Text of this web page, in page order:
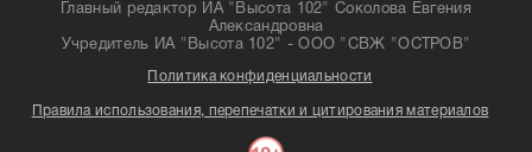
Главный редактор ИА "Высота 102" Соколова Евгения
Александровна
Учредитель ИА "Высота 102" - ООО "СВЖ "ОСТРОВ"
Политика конфиденциальности
Правила использования, перепечатки и цитирования материалов